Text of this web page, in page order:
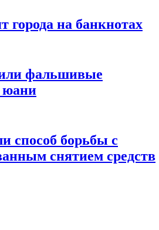
города на банкнотах
фальшивые
юани
способ борьбы с
снятием средств